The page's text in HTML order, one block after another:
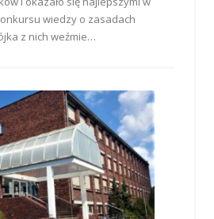
wiedzy o zasadach
z nich weźmie…